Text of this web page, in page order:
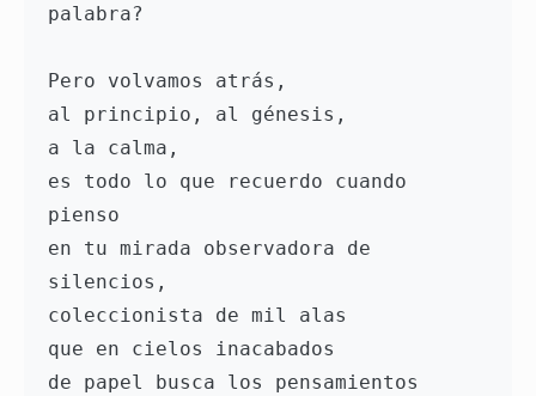
palabra?
Pero volvamos atrás,
al principio, al génesis,
a la calma,
es todo lo que recuerdo cuando
pienso
en tu mirada observadora de
silencios,
coleccionista de mil alas
que en cielos inacabados
de papel busca los pensamientos